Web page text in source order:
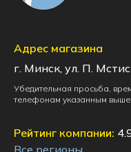
Адрес магазина
г. Минск, ул. П.
Убедительная просьба,
телефонам указанным выше
Рейтинг компании:
Все регионы